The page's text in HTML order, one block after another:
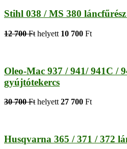
Stihl 038 / MS 380
12 700 Ft helyett 10 700 Ft
Oleo-Mac 937 / 941/ 941C /
gyújtótekercs
30 700 Fthelyett27 700 Ft
Husqvarna 365 / 371 / 372